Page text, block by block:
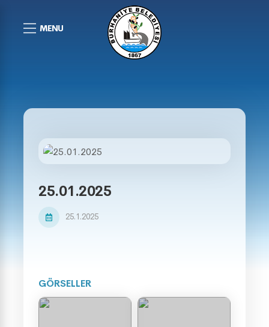
MENU
25.01.2025
25.1.2025
GÖRSELLER